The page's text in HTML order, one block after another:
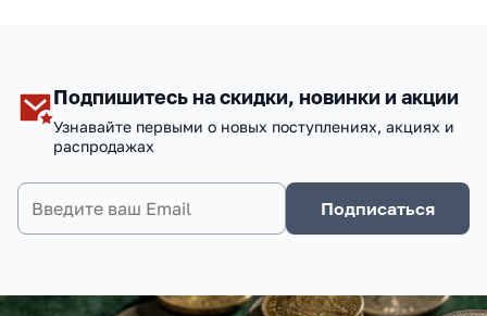
Подпишитесь на скидки, новинки и акции
Узнавайте первыми о новых поступлениях, акциях и
распродажах
Подписаться